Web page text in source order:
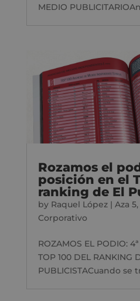
MEDIO
Rozamos el
posición en el
ranking de El
by Raquel López| Aza
Corporativo
ROZAMOS EL PODIO:
TOP 100 DEL RANKING
PUBLICISTACuando se